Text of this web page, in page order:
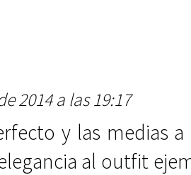
2014 a las 19:17
y las medias
al outfit